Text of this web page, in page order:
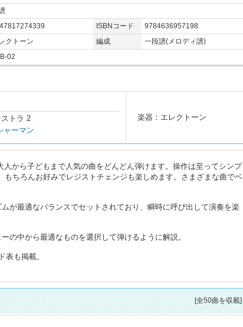
ISBNコード
9784636957198
クトーン 編成
一段譜(メロディ譜)
02
トラ 2
ャーマン
楽器：エレクトーン
から子どもまで人気の曲をどんどん弾けます。操作は至ってシンプ
ちろんお好みでレジストチェンジも楽しめます。さまざまな曲でベ
が最適なバランスでセットされており、瞬時に呼び出して演奏を楽
の中から最適なものを選択して弾けるように解説。
表も掲載。
[全50曲を収載]